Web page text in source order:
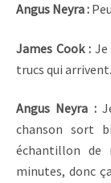
Angus Neyra :
James Cook :
trucs qui arrivent.
Angus Neyra :
chanson sort
échantillon de
minutes, donc